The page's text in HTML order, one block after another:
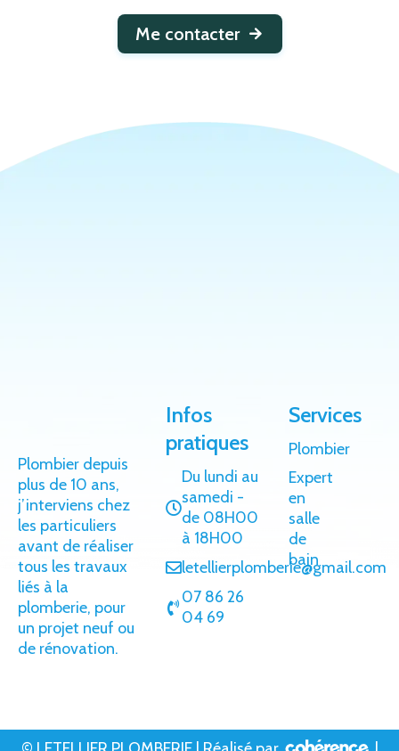
Me contacter
Plombier depuis
plus de 10 ans,
j’interviens chez
les particuliers
avant de réaliser
tous les travaux
liés à la
plomberie, pour
un projet neuf ou
de rénovation.
Infos
pratiques
Du lundi au
samedi -
de 08H00
à 18H00
letellierplomberie@gmail.com
07 86 26
04 69
Services
Plombier
Expert
en
salle
de
bain